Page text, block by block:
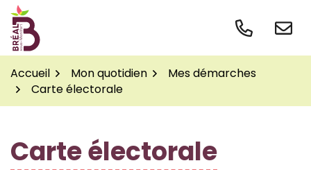
Gestion des traceurs
Aller
contenu
Accueil
Mon quotidien
Mes démarches
Carte électorale
Carte électorale